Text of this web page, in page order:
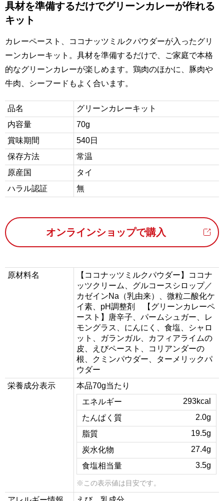
具材を準備するだけでグリーンカレーが作れる
キット
カレーペースト、ココナッツミルクパウダーが入ったグリ
ーンカレーキット。具材を準備するだけで、ご家庭で本格
的なグリーンカレーが楽しめます。鶏肉のほかに、豚肉や
牛肉、シーフードもよく合います。
品名
グリーンカレーキット
内容量
70g
賞味期間
540日
保存方法
常温
原産国
タイ
ハラル認証
無
オンラインショップで購入
原材料名
【ココナッツミルクパウダー】ココナ
ッツクリーム、グルコースシロップ／
カゼインNa（乳由来）、微粒二酸化ケ
イ素、pH調整剤 【グリーンカレーペ
ースト】唐辛子、パームシュガー、レ
モングラス、にんにく、食塩、シャロ
ット、ガランガル、カフィアライムの
皮、えびペースト、コリアンダーの
根、クミンパウダー、ターメリックパ
ウダー
栄養成分表示
本品70g当たり
エネルギー
293kcal
たんぱく質
2.0g
脂質
19.5g
炭水化物
27.4g
食塩相当量
3.5g
※この表示値は目安です。